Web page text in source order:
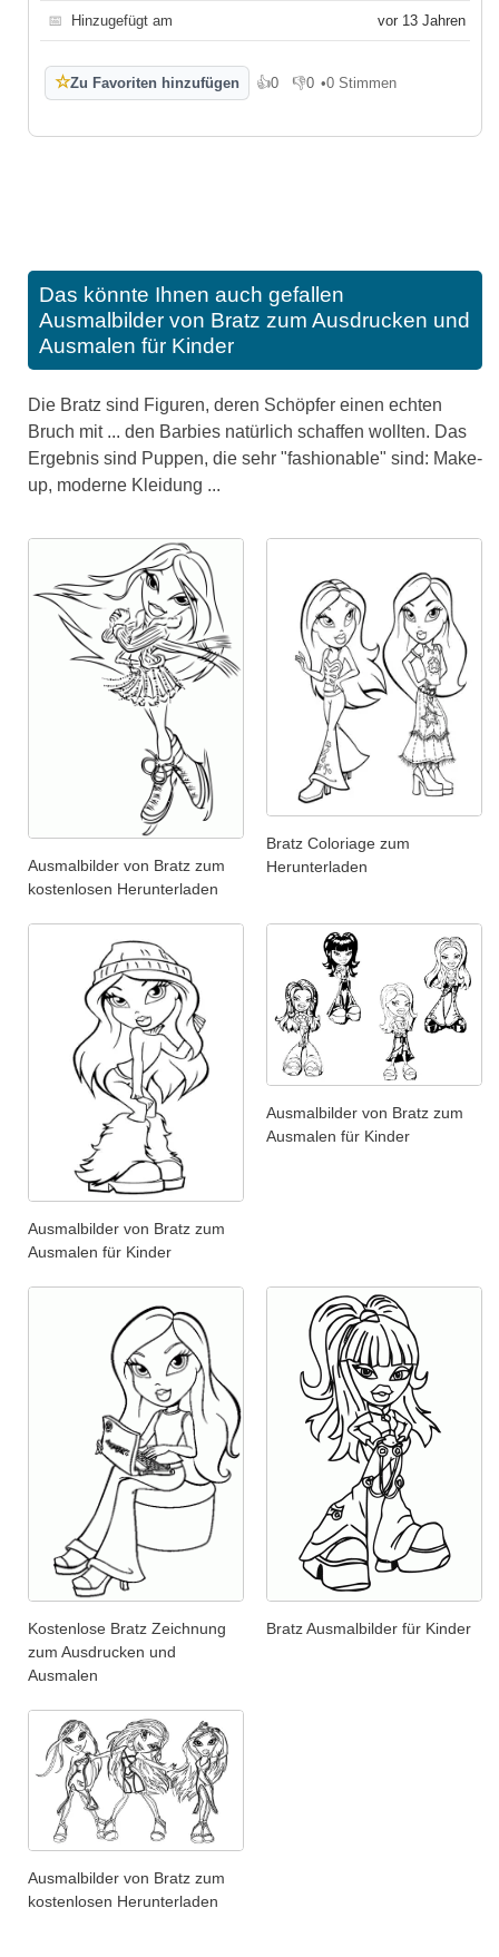
📅 Hinzugefügt am vor 13 Jahren
☆Zu Favoriten hinzufügen 👍0
Gefällt mir
👎0
Gefällt mir nicht
•0 Stimmen
Das könnte Ihnen auch gefallen
Ausmalbilder von Bratz zum Ausdrucken und
Ausmalen für Kinder
Die Bratz sind Figuren, deren Schöpfer einen echten
Bruch mit ... den Barbies natürlich schaffen wollten. Das
Ergebnis sind Puppen, die sehr "fashionable" sind: Make-
up, moderne Kleidung ...
Ausmalbilder von Bratz zum
kostenlosen Herunterladen
Bratz Coloriage zum
Herunterladen
Ausmalbilder von Bratz zum
Ausmalen für Kinder
Ausmalbilder von Bratz zum
Ausmalen für Kinder
Kostenlose Bratz Zeichnung
zum Ausdrucken und
Ausmalen
Bratz Ausmalbilder für Kinder
Ausmalbilder von Bratz zum
kostenlosen Herunterladen